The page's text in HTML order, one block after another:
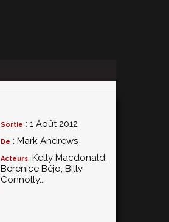
Sortie : 1 Août 2012
De : Mark Andrews
Acteurs: Kelly Macdonald,
Berenice Béjo, Billy
Connolly...